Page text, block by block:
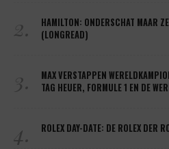
2.
HAMILTON: ONDERSCHAT MAAR
(LONGREAD)
3.
MAX VERSTAPPEN
TAG HEUER, FORMULE 1 EN DE
4. ROLEX DAY-DATE: DE ROLEX DER